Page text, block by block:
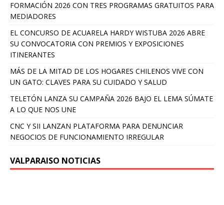
FORMACIÓN 2026 CON TRES PROGRAMAS GRATUITOS PARA
MEDIADORES
EL CONCURSO DE ACUARELA HARDY WISTUBA 2026 ABRE
SU CONVOCATORIA CON PREMIOS Y EXPOSICIONES
ITINERANTES
MÁS DE LA MITAD DE LOS HOGARES CHILENOS VIVE CON
UN GATO: CLAVES PARA SU CUIDADO Y SALUD
TELETÓN LANZA SU CAMPAÑA 2026 BAJO EL LEMA SÚMATE
A LO QUE NOS UNE
CNC Y SII LANZAN PLATAFORMA PARA DENUNCIAR
NEGOCIOS DE FUNCIONAMIENTO IRREGULAR
VALPARAISO NOTICIAS